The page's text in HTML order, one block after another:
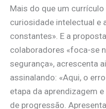
Mais do que um
curiosidade intelectual e
constantes». E a
colaboradores «foca-se
segurança», acrescenta
assinalando: «Aqui, o
etapa da aprendizagem
de progressão.